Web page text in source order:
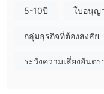
ฉันสามารถซื้อข
(เมเจอร์, ครอส, เอ็กโซติ
หุ้น, และสินค้าฟิวเจอร์
5-10ปี ใบอนุญ
กลุ่มธุรกิจที่ต้องสงสัย
ระวังความเสี่ยงอันต